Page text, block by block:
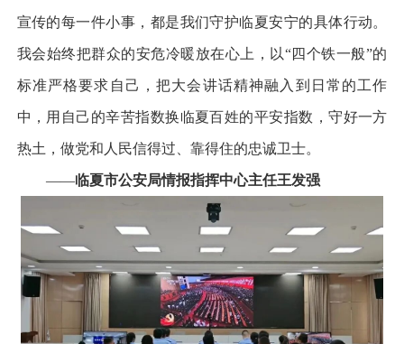
宣传的每一件小事，都是我们守护临夏安宁的具体行动。
我会始终把群众的安危冷暖放在心上，以“四个铁一般”的
标准严格要求自己，把大会讲话精神融入到日常的工作
中，用自己的辛苦指数换临夏百姓的平安指数，守好一方
热土，做党和人民信得过、靠得住的忠诚卫士。
——临夏市公安局情报指挥中心主任王发强